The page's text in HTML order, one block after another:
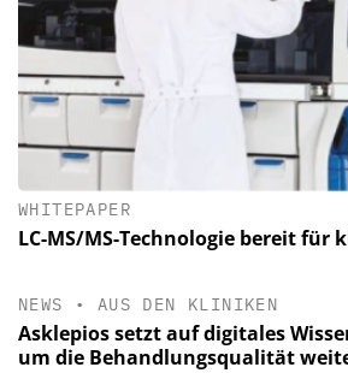
WHITEPAPER
LC-MS/MS-Technologie bereit für
NEWS • AUS DEN KLINIKEN
Asklepios setzt auf digitales
um die Behandlungsqualität